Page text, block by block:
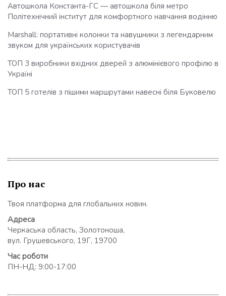
Автошкола Константа-ГС — автошкола біля метро
Політехнічний інститут для комфортного навчання водінню
Marshall: портативні колонки та навушники з легендарним
звуком для українських користувачів
ТОП 3 виробники вхідних дверей з алюмінієвого профілю в
Україні
ТОП 5 готелів з пішими маршрутами навесні біля Буковелю
Про нас
Твоя платформа для глобальних новин.
Адреса
Черкаська область, Золотоноша,
вул. Грушевського, 19Г, 19700
Час роботи
ПН-НД: 9:00-17:00